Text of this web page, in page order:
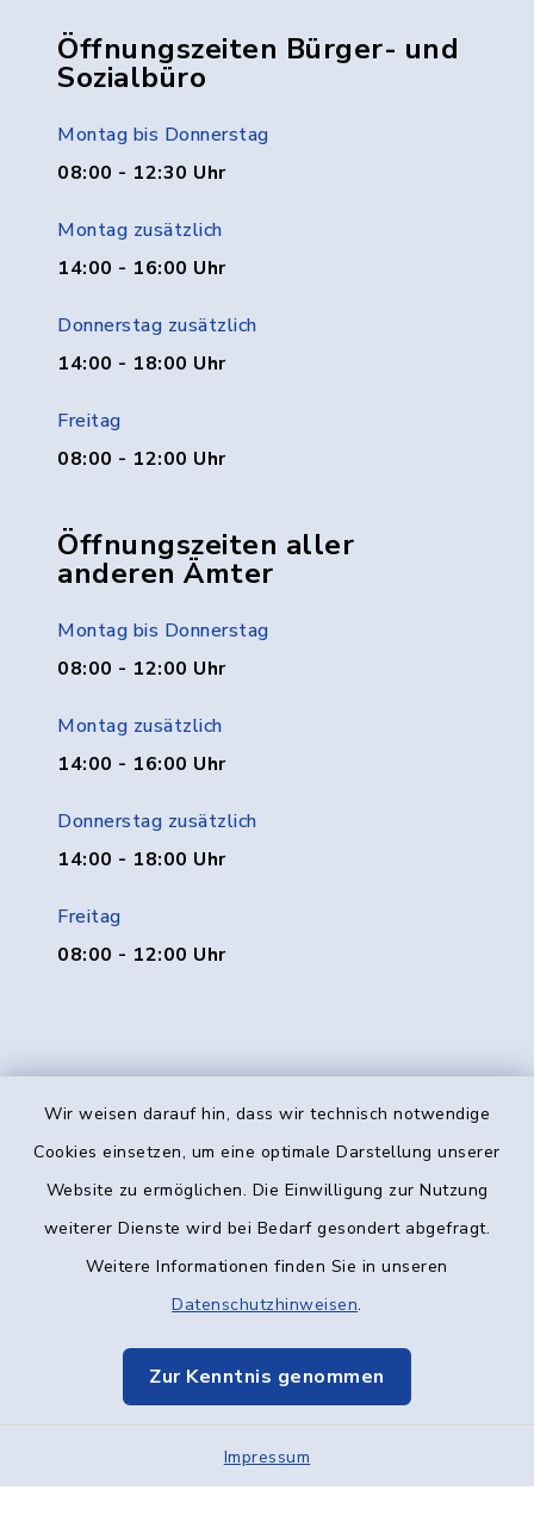
Wir weisen darauf hin, dass wir technisch notwendige
Cookies einsetzen, um eine optimale Darstellung unserer
Website zu ermöglichen. Die Einwilligung zur Nutzung
weiterer Dienste wird bei Bedarf gesondert abgefragt.
Weitere Informationen finden Sie in unseren
Datenschutzhinweisen.
Zur Kenntnis genommen
Impressum
Öffnungszeiten Bürger- und
Sozialbüro
Montag bis Donnerstag
08:00 - 12:30 Uhr
Montag zusätzlich
14:00 - 16:00 Uhr
Donnerstag zusätzlich
14:00 - 18:00 Uhr
Freitag
08:00 - 12:00 Uhr
Öffnungszeiten aller
anderen Ämter
Montag bis Donnerstag
08:00 - 12:00 Uhr
Montag zusätzlich
14:00 - 16:00 Uhr
Donnerstag zusätzlich
14:00 - 18:00 Uhr
Freitag
08:00 - 12:00 Uhr
Kontakt
Datenschutz
Elektronische Kommunikation
Sitemap